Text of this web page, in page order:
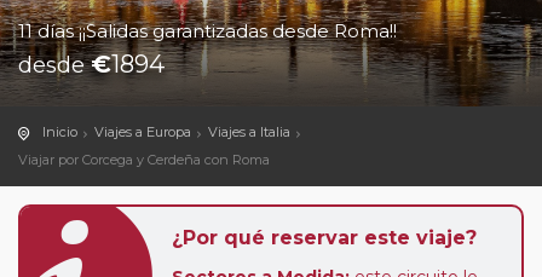
11 días ¡¡Salidas garantizadas desde Roma!!
desde€1894
Inicio Viajes a Europa
Viajes a Italia
Viajar por Corcega y Cerdeña con Roma
¿Por qué reservar este viaje?